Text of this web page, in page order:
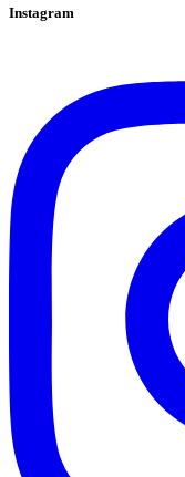
Instagram